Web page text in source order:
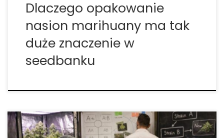
Dlaczego opakowanie
nasion marihuany ma tak
duże znaczenie w
seedbanku